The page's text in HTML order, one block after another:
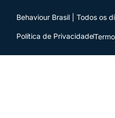
Behaviour Brasil | Todos os
Política de Privacidade